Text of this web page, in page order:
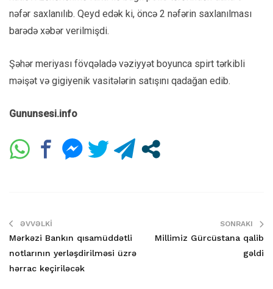
nəfər saxlanılıb. Qeyd edək ki, öncə 2 nəfərin saxlanılması
barədə xəbər verilmişdi.
Şəhər meriyası fövqəladə vəziyyət boyunca spirt tərkibli
məişət və gigiyenik vasitələrin satışını qadağan edib.
Gununsesi.info
ƏVVƏLKI
Mərkəzi Bankın qısamüddətli
notlarının yerləşdirilməsi üzrə
hərrac keçiriləcək
SONRAKI
Millimiz Gürcüstana qalib
gəldi